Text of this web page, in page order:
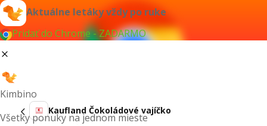
Aktuálne letáky vždy po ruke
Pridať do Chrome - ZADARMO
Kimbino
Všetky ponuky na jednom mieste
Kaufland Čokoládové vajíčko